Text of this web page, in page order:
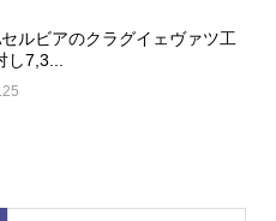
ルビアのクラグイェヴァツ工
7,3...